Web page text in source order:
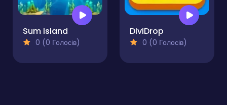
Sum Island
0 (0 Голосів)
DiviDrop
0 (0 Голосів)